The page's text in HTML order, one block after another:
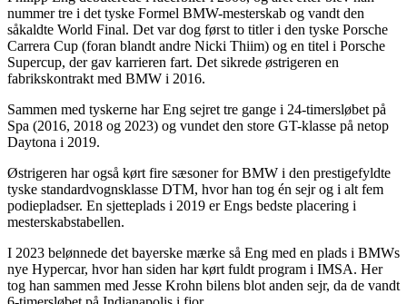
nummer tre i det tyske Formel BMW-mesterskab og vandt den
såkaldte World Final. Det var dog først to titler i den tyske Porsche
Carrera Cup (foran blandt andre Nicki Thiim) og en titel i Porsche
Supercup, der gav karrieren fart. Det sikrede østrigeren en
fabrikskontrakt med BMW i 2016.
Sammen med tyskerne har Eng sejret tre gange i 24-timersløbet på
Spa (2016, 2018 og 2023) og vundet den store GT-klasse på netop
Daytona i 2019.
Østrigeren har også kørt fire sæsoner for BMW i den prestigefyldte
tyske standardvognsklasse DTM, hvor han tog én sejr og i alt fem
podiepladser. En sjetteplads i 2019 er Engs bedste placering i
mesterskabstabellen.
I 2023 belønnede det bayerske mærke så Eng med en plads i BMWs
nye Hypercar, hvor han siden har kørt fuldt program i IMSA. Her
tog han sammen med Jesse Krohn bilens blot anden sejr, da de vandt